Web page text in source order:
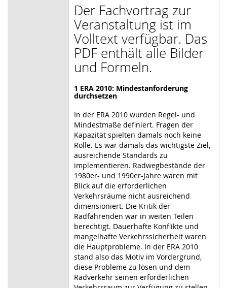
Der Fachvortrag zur
Veranstaltung ist im
Volltext verfügbar. Das
PDF enthält alle Bilder
und Formeln.
1 ERA 2010: Mindestanforderung
durchsetzen
In der ERA 2010 wurden Regel- und
Mindestmaße definiert. Fragen der
Kapazität spielten damals noch keine
Rolle. Es war damals das wichtigste Ziel,
ausreichende Standards zu
implementieren. Radwegbestände der
1980er- und 1990er-Jahre waren mit
Blick auf die erforderlichen
Verkehrsräume nicht ausreichend
dimensioniert. Die Kritik der
Radfahrenden war in weiten Teilen
berechtigt. Dauerhafte Konflikte und
mangelhafte Verkehrssicherheit waren
die Hauptprobleme. In der ERA 2010
stand also das Motiv im Vordergrund,
diese Probleme zu lösen und dem
Radverkehr seinen erforderlichen